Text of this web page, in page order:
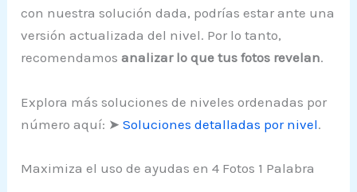
con nuestra solución dada, podrías estar ante una
versión actualizada del nivel. Por lo tanto,
recomendamosanalizar lo que tus fotos revelan.
Explora más soluciones de niveles ordenadas por
número aquí: ➤Soluciones detalladas por nivel.
Maximiza el uso de ayudas en 4 Fotos 1 Palabra